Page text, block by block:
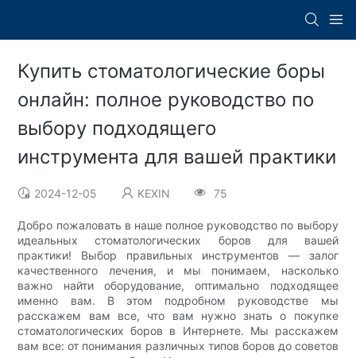
Купить стоматологические боры
онлайн: полное руководство по
выбору подходящего
инструмента для вашей практики
2024-12-05 KEXIN 75
Добро пожаловать в наше полное руководство по выбору
идеальных стоматологических боров для вашей
практики! Выбор правильных инструментов — залог
качественного лечения, и мы понимаем, насколько
важно найти оборудование, оптимально подходящее
именно вам. В этом подробном руководстве мы
расскажем вам все, что вам нужно знать о покупке
стоматологических боров в Интернете. Мы расскажем
вам все: от понимания различных типов боров до советов